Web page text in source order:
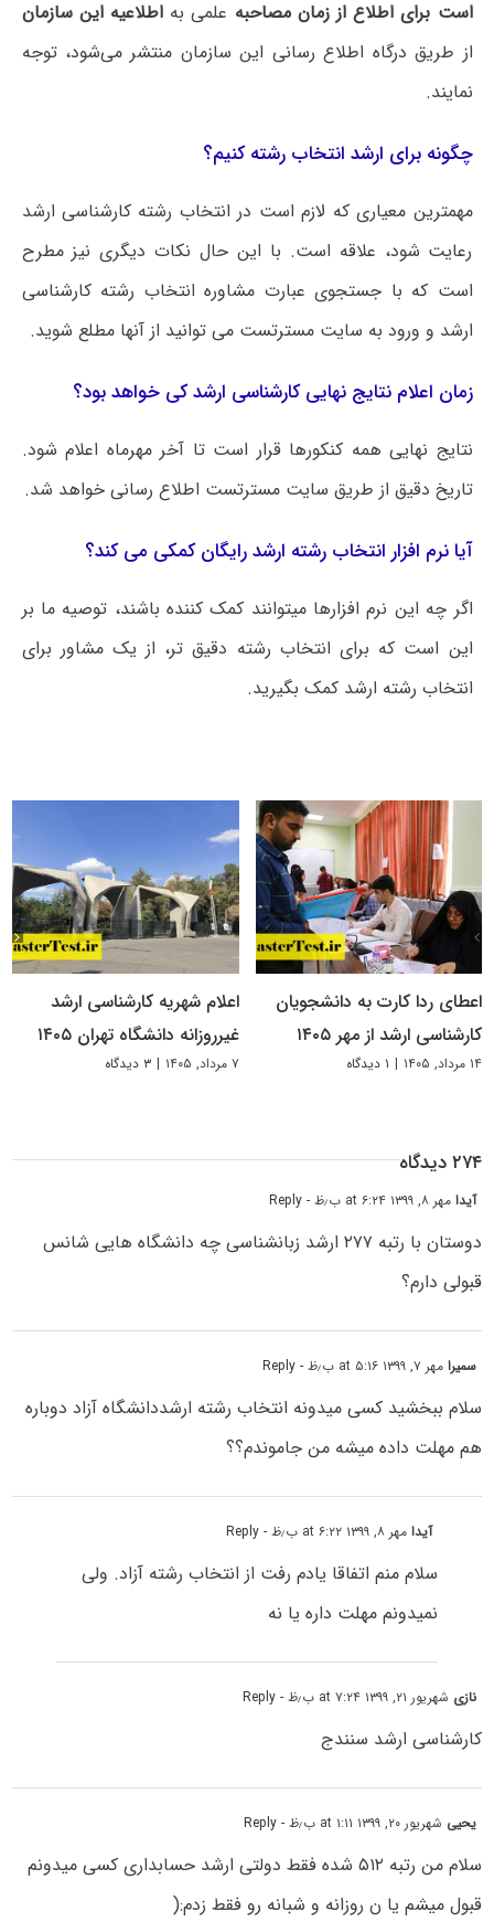
است برای اطلاع از زمان مصاحبه علمی به اطلاعیه‌ این سازمان
از طریق درگاه اطلاع رسانی این سازمان منتشر می‌شود، توجه
نمایند.
چگونه برای ارشد انتخاب رشته کنیم؟
مهمترین معیاری که لازم است در انتخاب رشته کارشناسی ارشد
رعایت شود، علاقه است. با این حال نکات دیگری نیز مطرح
است که با جستجوی عبارت مشاوره انتخاب رشته کارشناسی
ارشد و ورود به سایت مسترتست می توانید از آنها مطلع شوید.
زمان اعلام نتایج نهایی کارشناسی ارشد کی خواهد بود؟
نتایج نهایی همه کنکورها قرار است تا آخر مهرماه اعلام شود.
تاریخ دقیق از طریق سایت مسترتست اطلاع رسانی خواهد شد.
آیا نرم افزار انتخاب رشته ارشد رایگان کمکی می کند؟
اگر چه این نرم افزارها میتوانند کمک کننده باشند، توصیه ما بر
این است که برای انتخاب رشته دقیق تر، از یک مشاور برای
انتخاب رشته ارشد کمک بگیرید.
اعطای ردا کارت به دانشجویان
کارشناسی ارشد از مهر ۱۴۰۵
۱۴ مرداد, ۱۴۰۵ | ۱ دیدگاه
اعلام شهریه کارشناسی ارشد
غیرروزانه دانشگاه تهران ۱۴۰۵
۷ مرداد, ۱۴۰۵ | ۳ دیدگاه
۲۷۴ دیدگاه
آیدامهر ۸, ۱۳۹۹ at ۶:۲۴ ب٫ظ - Reply
دوستان با رتبه ۲۷۷ ارشد زبانشناسی چه دانشگاه هایی شانس
قبولی دارم؟
سمیرامهر ۷, ۱۳۹۹ at ۵:۱۶ ب٫ظ - Reply
سلام ببخشید کسی میدونه انتخاب رشته ارشددانشگاه آزاد دوباره
هم مهلت داده میشه من جاموندم؟؟
آیدامهر ۸, ۱۳۹۹ at ۶:۲۲ ب٫ظ - Reply
سلام منم اتفاقا یادم رفت از انتخاب رشته آزاد. ولی
نمیدونم مهلت داره یا نه
نازی شهریور ۲۱, ۱۳۹۹ at ۷:۲۴ ب٫ظ - Reply
کارشناسی ارشد سنندج
یحیی شهریور ۲۰, ۱۳۹۹ at ۱:۱۱ ب٫ظ - Reply
سلام من رتبه ۵۱۲ شده فقط دولتی ارشد حسابداری کسی میدونم
قبول میشم یا ن روزانه و شبانه رو فقط زدم:(